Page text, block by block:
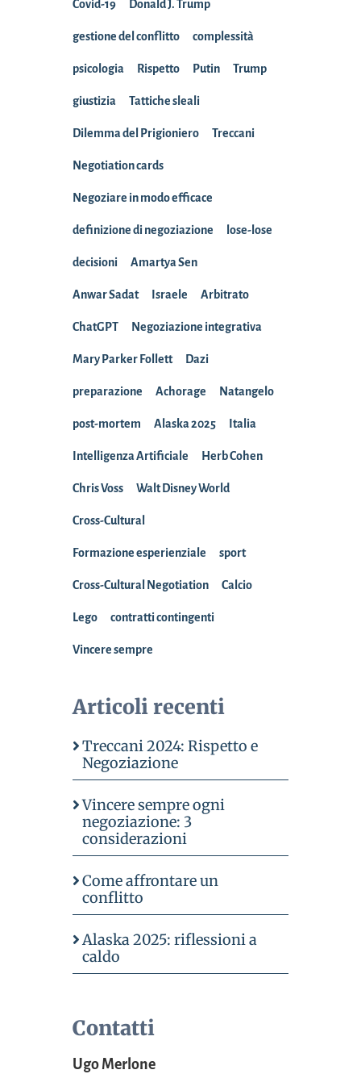
Covid-19 Donald J. Trump
gestione del conflitto complessità
psicologia Rispetto Putin Trump
giustizia Tattiche sleali
Dilemma del Prigioniero Treccani
Negotiation cards
Negoziare in modo efficace
definizione di negoziazione lose-lose
decisioni Amartya Sen
Anwar Sadat Israele Arbitrato
ChatGPT Negoziazione integrativa
Mary Parker Follett Dazi
preparazione Achorage Natangelo
post-mortem Alaska 2025 Italia
Intelligenza Artificiale Herb Cohen
Chris Voss Walt Disney World
Cross-Cultural
Formazione esperienziale sport
Cross-Cultural Negotiation Calcio
Lego contratti contingenti
Vincere sempre
Articoli recenti
Treccani 2024: Rispetto e
Negoziazione
Vincere sempre ogni
negoziazione: 3
considerazioni
Come affrontare un
conflitto
Alaska 2025: riflessioni a
caldo
Contatti
Ugo Merlone